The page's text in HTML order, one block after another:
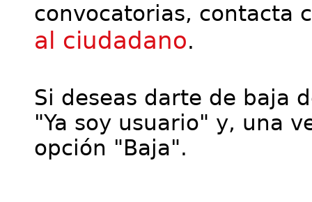
convocatorias, contacta
al ciudadano.
Si deseas darte de baja
"Ya soy usuario" y, una
opción "Baja".